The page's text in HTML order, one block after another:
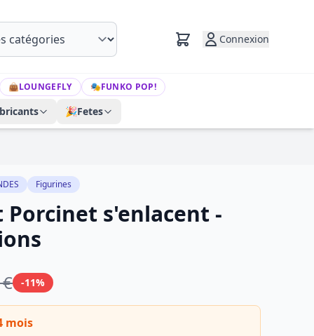
Connexion
👜LOUNGEFLY 🎭FUNKO POP!
🎉Fetes
Figurines
s'enlacent -
-11%
mois